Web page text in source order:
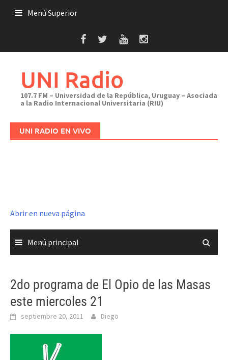
Menú Superior
UNI Radio
107.7 FM – Universidad de la República, Uruguay – Asociada
a la Radio Internacional Universitaria (RIU)
UNI RADIO EN VIVO
Abrir en nueva página
Menú principal
2do programa de El Opio de las Masas
este miercoles 21
septiembre 20, 2011 Diego